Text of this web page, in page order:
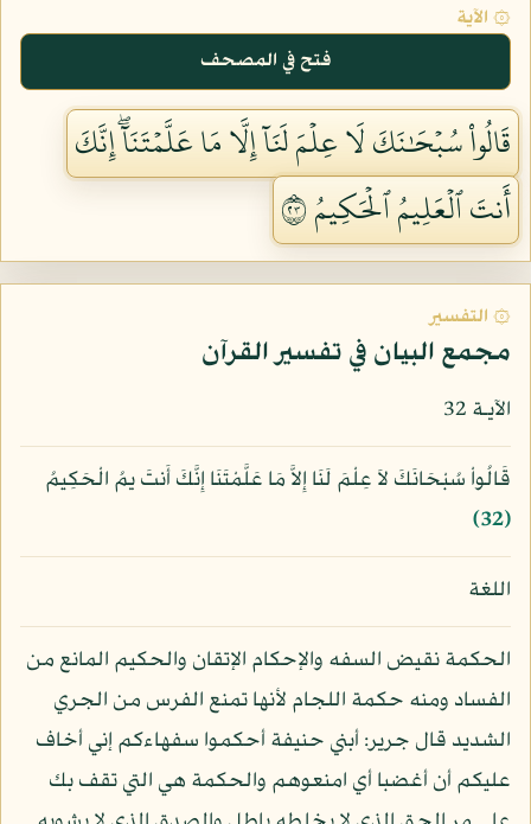
۞ الآية
فتح في المصحف
قَالُواْ سُبۡحَٰنَكَ لَا عِلۡمَ لَنَآ إِلَّا مَا عَلَّمۡتَنَآۖ إِنَّكَ
أَنتَ ٱلۡعَلِيمُ ٱلۡحَكِيمُ ٣٢
۞ التفسير
مجمع البيان في تفسير القرآن
الآيـة 32
قَالُواْ سُبْحَانَكَ لاَ عِلْمَ لَنَا إِلاَّ مَا عَلَّمْتَنَا إِنَّكَ أَنتَ يمُ الْحَكِيمُ
﴿32﴾
اللغة
الحكمة نقيض السفه والإحكام الإتقان والحكيم المانع من
الفساد ومنه حكمة اللجام لأنها تمنع الفرس من الجري
الشديد قال جرير: أبني حنيفة أحكموا سفهاءكم إني أخاف
عليكم أن أغضبا أي امنعوهم والحكمة هي التي تقف بك